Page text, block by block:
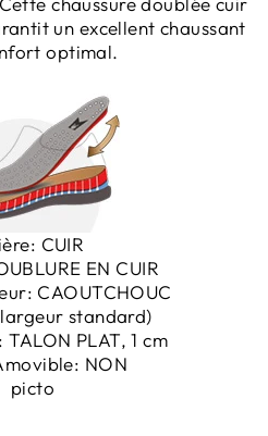
un excellent chaussant
optimal.
CUIR
EN CUIR
CAOUTCHOUC
standard)
TALON PLAT, 1 cm
NON